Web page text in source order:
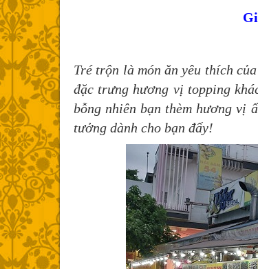
Tré trộn là món ăn yêu thích
đặc trưng hương vị topping
bỗng nhiên bạn thèm hương vị
tưởng dành cho bạn đấy!